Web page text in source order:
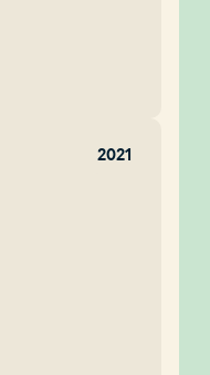
2021